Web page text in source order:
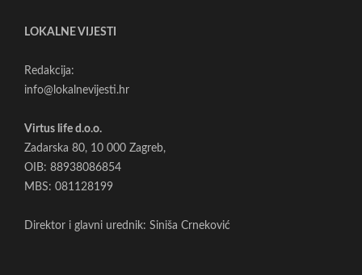
LOKALNE VIJESTI
Redakcija:
info@lokalnevijesti.hr
Virtus life d.o.o.
Zadarska 80, 10 000 Zagreb,
OIB: 88938086854
MBS: 081128199
Direktor i glavni urednik: Siniša Crneković